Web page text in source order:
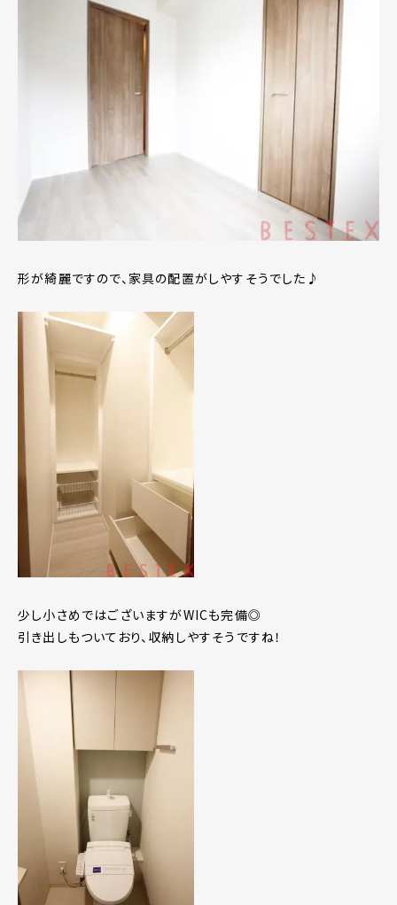
形が綺麗ですので、家具の配置がしやすそうでした♪
少し小さめではございますがWICも完備◎
引き出しもついており、収納しやすそうですね！